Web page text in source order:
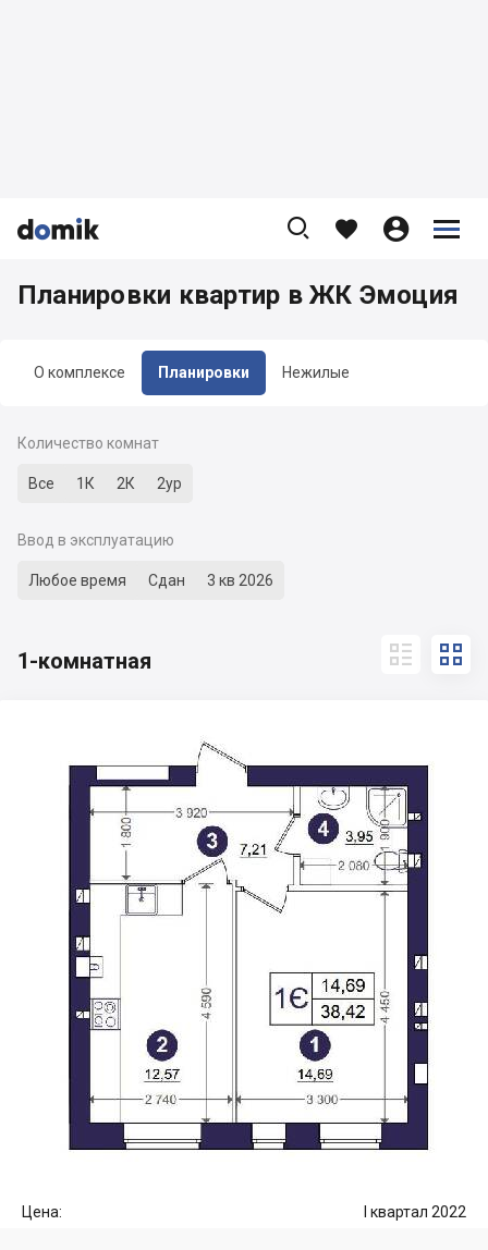


    


О комплексе Планировки Нежилые
Планировки квартир в ЖК Эмоция
Количество комнат
Все 1К 2К 2ур
Ввод в эксплуатацию
Любое время Сдан 3 кв 2026
1-комнатная  
Цена: I квартал 2022